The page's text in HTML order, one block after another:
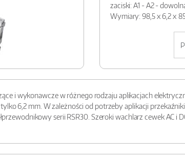
zaciski: A1 - A2 -
Wymiary: 98,5 x 6,2 x
i wykonawcze w różnego rodzaju aplikacjach
6,2 mm. W zależności od potrzeby aplikacji
serii RSR30. Szeroki wachlarz cewek AC i